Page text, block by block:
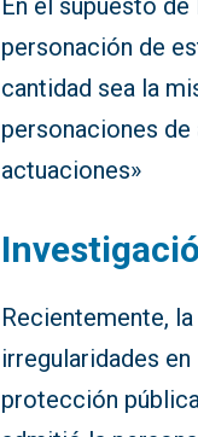
En el supuesto
personación de
cantidad sea la
personaciones de
actuaciones»
Recientemente,
irregularidades
protección